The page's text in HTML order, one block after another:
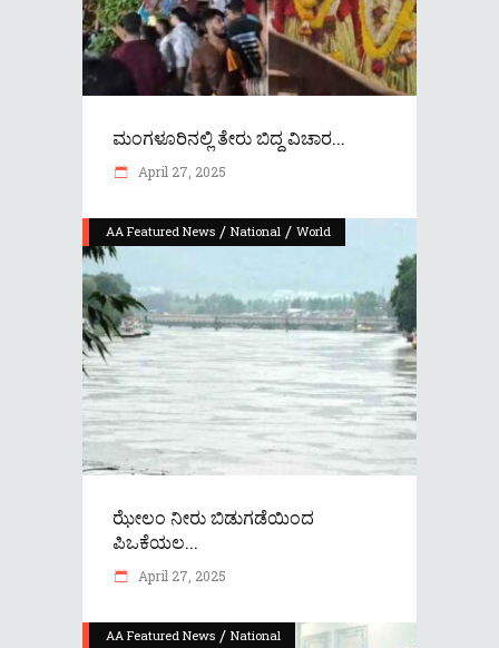
ಮಂಗಳೂರಿನಲ್ಲಿ ತೇರು ಬಿದ್ದ ವಿಚಾರ...
April 27, 2025
AA Featured News / National / World
ಝೇಲಂ ನೀರು ಬಿಡುಗಡೆಯಿಂದ
ಪಿಒಕೆಯಲ...
April 27, 2025
AA Featured News / National